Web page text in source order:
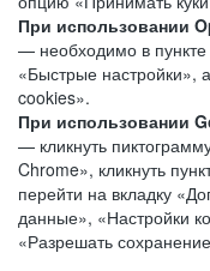
При использовании
— необходимо в
«Быстрые настройки»,
cookies».
При использовании
— кликнуть
Chrome», кликнуть
перейти на вкладку
данные», «Настройки
«Разрешать